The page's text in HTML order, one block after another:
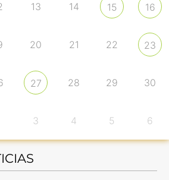
13 14 15 16
20 21 22 23
27 28 29 30
3 4 5 6